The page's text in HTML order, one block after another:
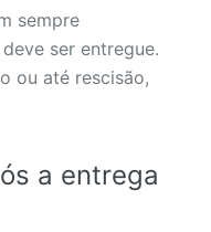
sempre
ser entregue.
ou até rescisão,
a entrega